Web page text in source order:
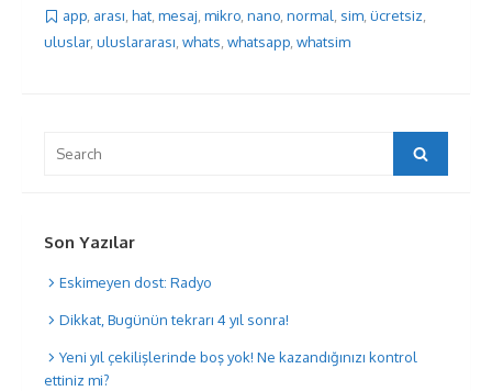
app, arası, hat, mesaj, mikro, nano, normal, sim, ücretsiz,
uluslar, uluslararası whats whatsapp whatsim
for:
Search
Son Yazılar
Eskimeyen dost: Radyo
Dikkat, Bugünün tekrarı 4 yıl sonra!
Yeni yıl çekilişlerinde boş yok! Ne kazandığınızı kontrol
ettiniz mi?